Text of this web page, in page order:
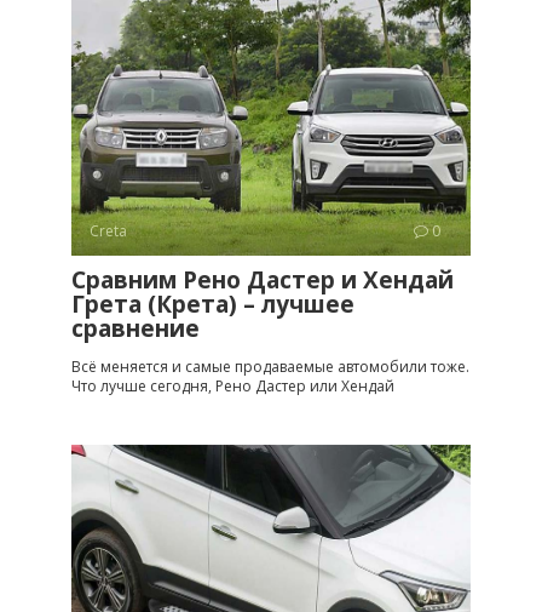
Creta 0
Сравним Рено Дастер и Хендай
Грета (Крета) – лучшее
сравнение
Всё меняется и самые продаваемые автомобили тоже.
Что лучше сегодня, Рено Дастер или Хендай